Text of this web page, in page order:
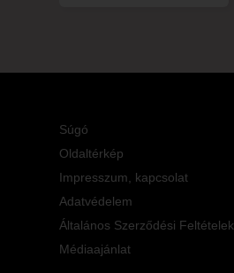
Súgó
Oldaltérkép
Impresszum, kapcsolat
Adatvédelem
Általános Szerződési Feltételek
Médiaajánlat